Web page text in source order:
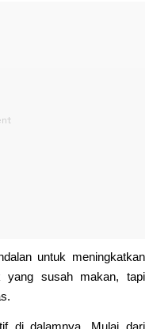
untuk meningkatkan
yang susah makan, tapi
di dalamnya. Mulai dari